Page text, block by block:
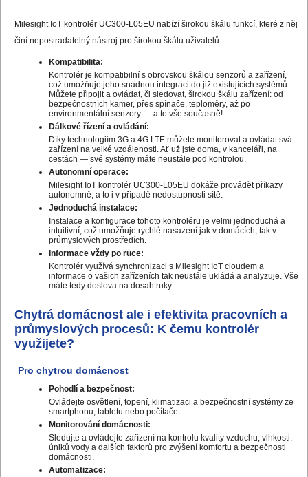
Milesight IoT kontrolér UC300-L05EU nabízí širokou škálu funkcí, které z něj
činí nepostradatelný nástroj pro širokou škálu uživatelů:
Kompatibilita:
Kontrolér je kompatibilní s obrovskou škálou senzorů a zařízení,
což umožňuje jeho snadnou integraci do již existujících systémů.
Můžete připojit a ovládat, či sledovat, širokou škálu zařízení: od
bezpečnostních kamer, přes spínače, teploměry, až po
environmentální senzory — a to vše současně!
Dálkové řízení a ovládání:
Díky technologiím 3G a 4G LTE můžete monitorovat a ovládat svá
zařízení na velké vzdálenosti. Ať už jste doma, v kanceláři, na
cestách — své systémy máte neustále pod kontrolou.
Autonomní operace:
Milesight IoT kontrolér UC300-L05EU dokáže provádět příkazy
autonomně, a to i v případě nedostupnosti sítě.
Jednoduchá instalace:
Instalace a konfigurace tohoto kontroléru je velmi jednoduchá a
intuitivní, což umožňuje rychlé nasazení jak v domácích, tak v
průmyslových prostředích.
Informace vždy po ruce:
Kontrolér využívá synchronizaci s Milesight IoT cloudem a
informace o vašich zařízeních tak neustále ukládá a analyzuje. Vše
máte tedy doslova na dosah ruky.
Chytrá domácnost ale i efektivita pracovních a
průmyslových procesů: K čemu kontrolér
využijete?
Pro chytrou domácnost
Pohodlí a bezpečnost:
Ovládejte osvětlení, topení, klimatizaci a bezpečnostní systémy ze
smartphonu, tabletu nebo počítače.
Monitorování domácnosti:
Sledujte a ovládejte zařízení na kontrolu kvality vzduchu, vlhkosti,
úniků vody a dalších faktorů pro zvýšení komfortu a bezpečnosti
domácnosti.
Automatizace: